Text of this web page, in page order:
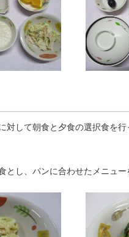
対して朝食と夕食の選択食を行
とし、パンに合わせたメニュー